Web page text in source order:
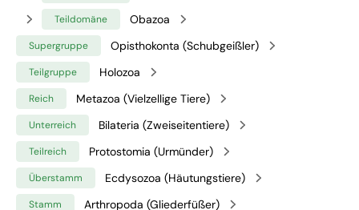
Teildomäne Obazoa
Supergruppe Opisthokonta (Schubgeißler)
Teilgruppe Holozoa
Reich Metazoa (Vielzellige Tiere)
Unterreich Bilateria (Zweiseitentiere)
Teilreich Protostomia (Urmünder)
Überstamm Ecdysozoa (Häutungstiere)
Stamm Arthropoda (Gliederfüßer)